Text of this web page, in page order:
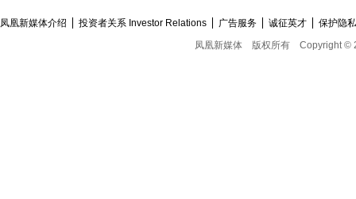
凤凰新媒体介绍 投资者关系 Investor Relations 广告服务 诚征英才
保护隐
凤凰新媒体
版权所有 Copyright ©